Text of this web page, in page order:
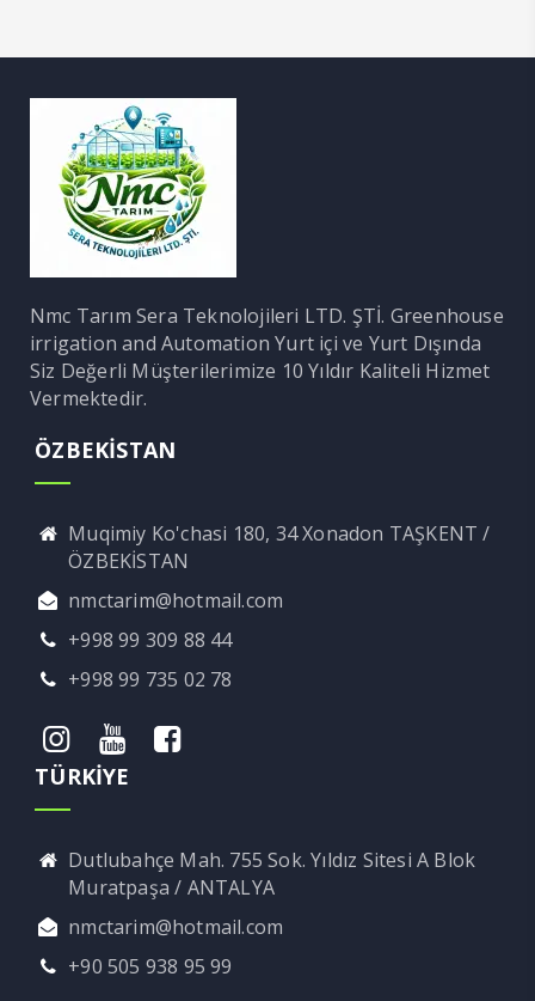
Nmc Tarım Sera Teknolojileri LTD. ŞTİ. Greenhouse
irrigation and Automation Yurt içi ve Yurt Dışında
Siz Değerli Müşterilerimize 10 Yıldır Kaliteli Hizmet
Vermektedir.
ÖZBEKİSTAN
Muqimiy Ko'chasi 180, 34 Xonadon TAŞKENT /
ÖZBEKİSTAN
nmctarim@hotmail.com
+998 99 309 88 44
+998 99 735 02 78
TÜRKİYE
Dutlubahçe Mah. 755 Sok. Yıldız Sitesi A Blok
Muratpaşa / ANTALYA
nmctarim@hotmail.com
+90 505 938 95 99